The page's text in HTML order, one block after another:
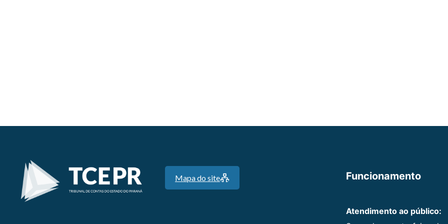
Mapa do site Funcionamento
Atendimento ao público: